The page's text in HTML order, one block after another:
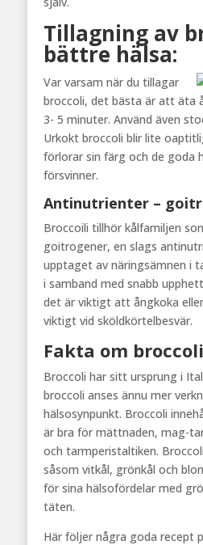
Tillagning av
bättre hälsa:
Var varsam när du tillagar
broccoli, det bästa är att äta
3- 5 minuter. Använd även
Urkokt broccoli blir lite
förlorar sin färg och de goda
försvinner.
Antinutrienter –
Broccoili tillhör kålfamiljen
goitrogener, en slags
upptaget av näringsämnen i
i samband med snabb
det är viktigt att ångkoka
viktigt vid sköldkörtelbesvär.
Fakta om broccoli
Broccoli har sitt ursprung i
broccoli anses ännu mer
hälsosynpunkt. Broccoli
är bra för mättnaden, mag-
och tarmperistaltiken.
såsom vitkål, grönkål och
för sina hälsofördelar med
täten.
Här följer några goda recept